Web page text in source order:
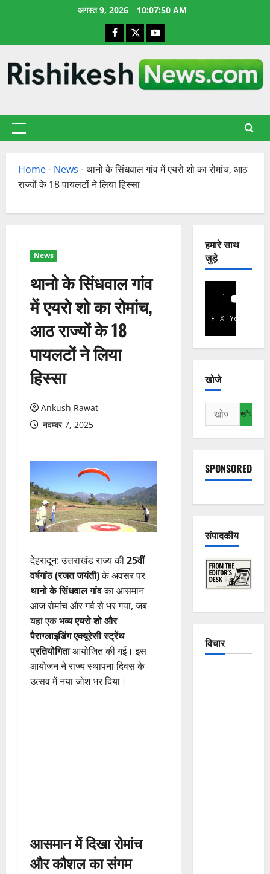
अगस्त 9, 2026 10:07:51 AM
Facebook
X YouTube
प्राथमिक
Home- News -थानो के सिंधवाल गांव में एयरो शो का रोमांच, आठ
राज्यों के 18 पायलटों ने लिया हिस्सा
News
थानो के सिंधवाल गांव
में एयरो शो का रोमांच,
आठ राज्यों के 18
पायलटों ने लिया
हिस्सा
Ankush Rawat
नवम्बर 7, 2025
देहरादून: उत्तराखंड राज्य की25वीं
वर्षगांठ (रजत जयंती)के अवसर पर
थानो के सिंधवाल गांवका आसमान
आज रोमांच और गर्व से भर गया, जब
यहां एकभव्य एयरो शो और
पैराग्लाइडिंग एक्यूरेसी स्ट्रेंथ
प्रतियोगिताआयोजित की गई। इस
आयोजन ने राज्य स्थापना दिवस के
उत्सव में नया जोश भर दिया।
आसमान में दिखा रोमांच
और कौशल का संगम
हमारे साथ
जुड़े
Facebook
X YouTube
खोजे
निम्न
को
खोजें:
SPONSORED
संपादकीय
विचार